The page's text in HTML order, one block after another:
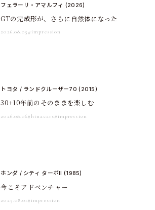
フェラーリ・アマルフィ (2026)
GTの完成形が、さらに自然体になった
2026.08.05 #impression
トヨタ / ランドクルーザー70 (2015)
30+10年前のそのままを楽しむ
2026.08.06#hinacars#impression
ホンダ / シティ ターボII (1985)
今こそアドベンチャー
2025.08.01 #impression